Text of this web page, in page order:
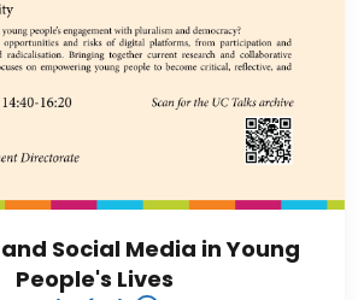
Social Media in Young
People's Lives